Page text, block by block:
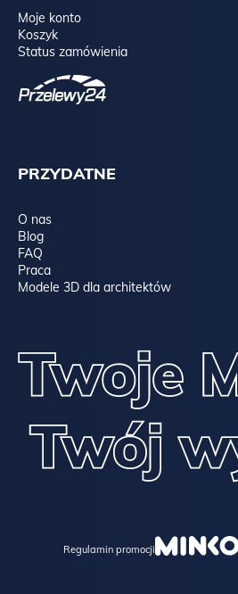
Moje konto
Koszyk
Status zamówienia
PRZYDATNE
O nas
Blog
FAQ
Praca
Modele 3D dla architektów
Regulamin promocji